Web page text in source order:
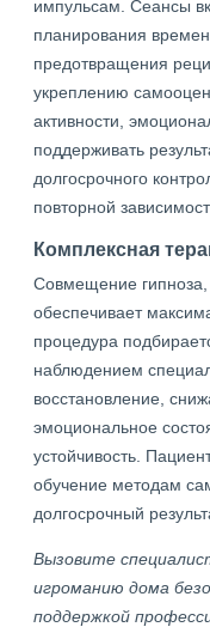
импульсам. Сеансы
планирования
предотвращения
укреплению
активности,
поддерживать
долгосрочного
повторной
Комплексная
Совмещение гипноза,
обеспечивает
процедура
наблюдением
восстановление,
эмоциональное
устойчивость.
обучение методам
долгосрочный
Вызовите
игроманию дома
поддержкой